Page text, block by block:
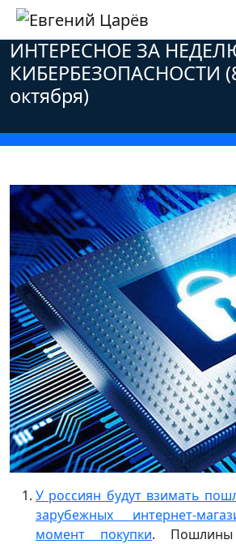
Главная»Новости»Инновации
ИНТЕРЕСНОЕ ЗА
КИБЕРБЕЗОПАСНОСТИ
октября)
У россиян будут взимать
зарубежных интернет-
момент покупки.